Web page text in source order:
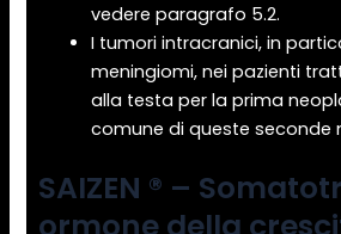
vedere paragrafo 5.2.
I tumori intracranici, in
meningiomi, nei pazienti
alla testa per la prima
comune di queste seconde
SAIZEN ® –